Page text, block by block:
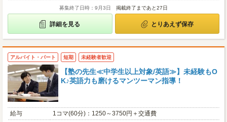
募集終了日時：9月3日 掲載終了まであと27日
詳細を見る とりあえず保存
アルバイト・パート 短期 未経験者歓迎
【塾の先生≪中学生以上対象/英語≫】未経験もO
K♪英語力も磨けるマンツーマン指導！
給与
1コマ(60分)：1250～3750円＋交通費